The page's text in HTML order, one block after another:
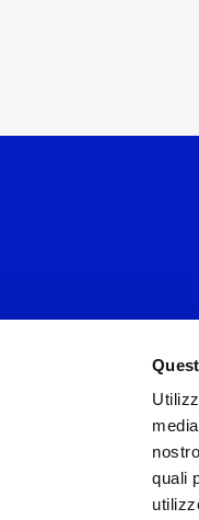
quali
Universal Music Italia,